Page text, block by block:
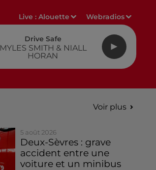
Live :Alouette Webradios
Drive Safe
MYLES SMITH & NIALL
HORAN
Voir plus
5 août 2026
Deux-Sèvres : grave
accident entre une
voiture et un minibus